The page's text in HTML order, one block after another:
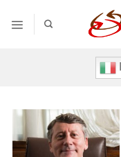
contenuti